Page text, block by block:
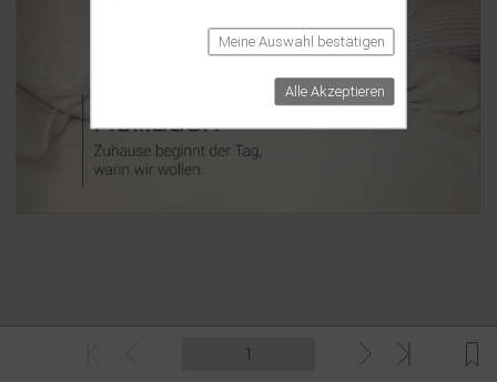
Meine Auswahl bestätigen
Alle Akzeptieren